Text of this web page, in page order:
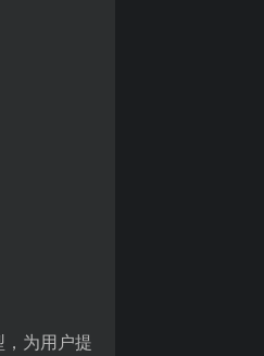
为用户提